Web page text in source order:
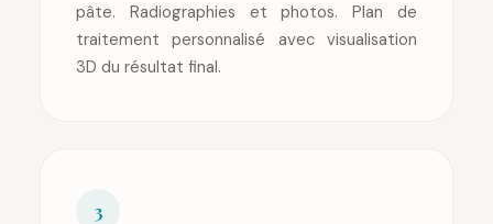
pâte. Radiographies et photos. Plan de
traitement personnalisé avec visualisation
3D du résultat final.
3